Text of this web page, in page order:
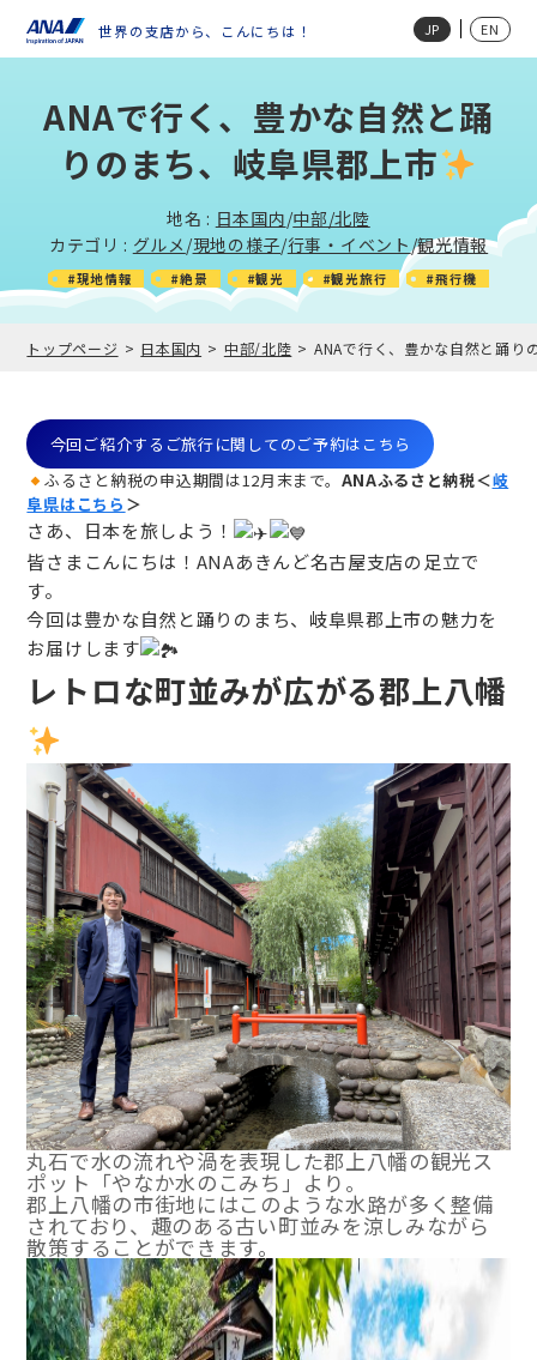
世界の支店から、こんにちは！ JP EN
ANAで行く、豊かな自然と踊
りのまち、岐阜県郡上市
地名 : 日本国内/中部/北陸
カテゴリ : グルメ /現地の様子/行事・イベント/観光情報
#現地情報 #絶景 #観光 #観光旅行 #飛行機
トップページ 日本国内 中部/北陸 ANAで行く、豊かな自然と踊り
今回ご紹介するご旅行に関してのご予約はこちら
ふるさと納税の申込期間は12月末まで。 ANAふるさと納税＜岐
阜県はこちら ＞
さあ、日本を旅しよう！
皆さまこんにちは！ANAあきんど名古屋支店の足立で
す。
今回は豊かな自然と踊りのまち、岐阜県郡上市の魅力を
お届けします
レトロな町並みが広がる郡上八幡
丸石で水の流れや渦を表現した郡上八幡の観光ス
ポット「やなか水のこみち」より。
郡上八幡の市街地にはこのような水路が多く整備
されており、趣のある古い町並みを涼しみながら
散策することができます。